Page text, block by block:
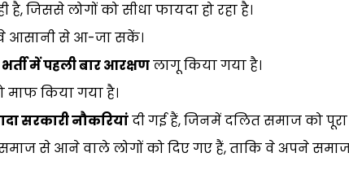
है, जिससे लोगों को सीधा फायदा हो रहा है।
आसानी से आ-जा सकें।
में पहली बार आरक्षणलागू किया गया है।
माफ किया गया है।
सरकारी नौकरियांदी गई हैं, जिनमें दलित समाज को पूरा
से आने वाले लोगों को दिए गए हैं, ताकि वे अपने